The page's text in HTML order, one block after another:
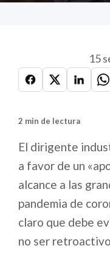
15
2 min de lectura
El dirigente
a favor de un
alcance a las
pandemia de
claro que debe
no ser